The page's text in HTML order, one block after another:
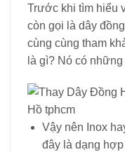
Trước khi tìm hiểu
còn gọi là dây
cùng cùng tham
là gì? Nó có
Vậy nên Inox
đây là dạng